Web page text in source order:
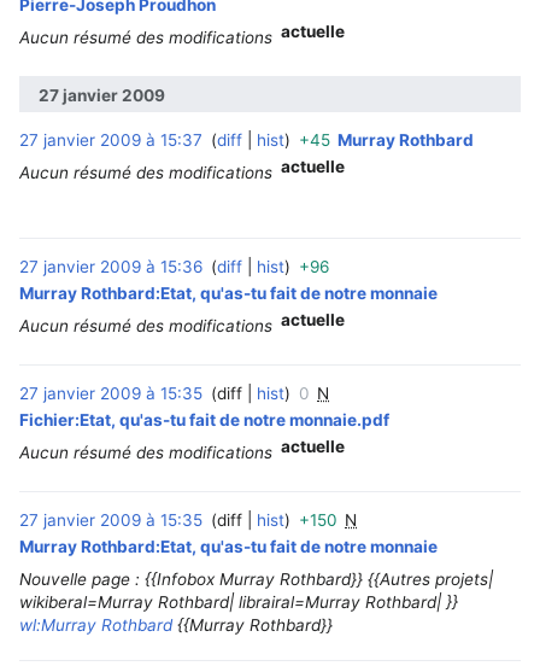
Pierre-Joseph Proudhon
Aucun résumé des modifications actuelle
27 janvier 2009
27 janvier 2009 à 15:37 diff hist +45 Murray Rothbard
Aucun résumé des modifications actuelle
27 janvier 2009 à 15:36 diff hist +96
Murray Rothbard:Etat, qu'as-tu fait de notre monnaie
Aucun résumé des modifications actuelle
27 janvier 2009 à 15:35 diff hist 0 N
Fichier:Etat, qu'as-tu fait de notre monnaie.pdf
Aucun résumé des modifications actuelle
27 janvier 2009 à 15:35 diff hist +150 N
Murray Rothbard:Etat, qu'as-tu fait de notre monnaie
Nouvelle page : {{Infobox Murray Rothbard}} {{Autres projets|
wikiberal=Murray Rothbard| librairal=Murray Rothbard| }}
wl:Murray Rothbard{{Murray Rothbard}}